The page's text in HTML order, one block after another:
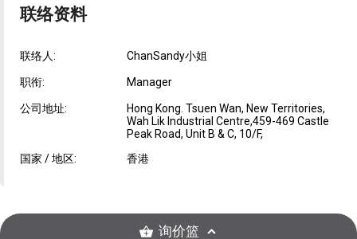
联络资料
联络人: ChanSandy小姐
职衔: Manager
公司地址:
Hong Kong. Tsuen Wan, New Territories,
Wah Lik Industrial Centre,459-469 Castle
Peak Road, Unit B & C, 10/F,
国家 / 地区:
香港
询价篮